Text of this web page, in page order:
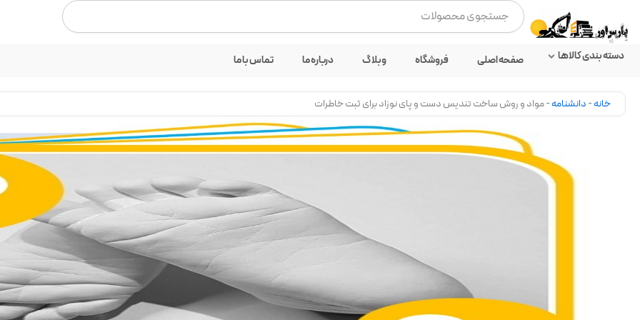
محتوا
جستجو
کردن
دسته بندی کالاها صفحه اصلی فروشگاه وبلاگ درباره ما تماس با ما
خانه-دانشنامه-مواد و روش ساخت تندیس دست و پای نوزاد برای ثبت خاطرات